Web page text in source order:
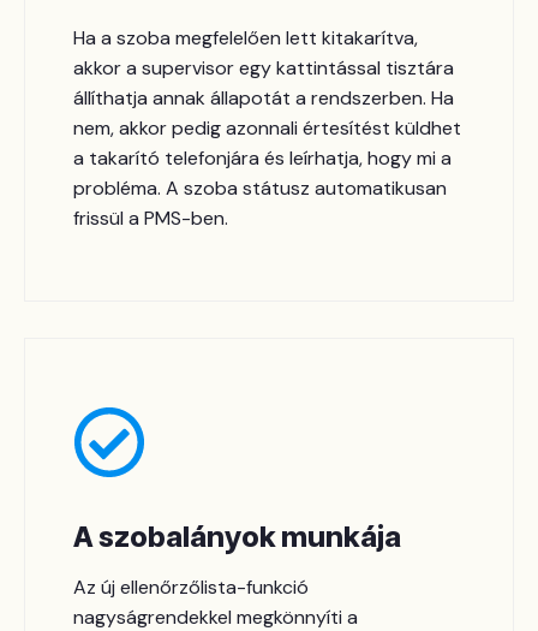
Ha a szoba megfelelően lett kitakarítva,
akkor a supervisor egy kattintással tisztára
állíthatja annak állapotát a rendszerben. Ha
nem, akkor pedig azonnali értesítést küldhet
a takarító telefonjára és leírhatja, hogy mi a
probléma. A szoba státusz automatikusan
frissül a PMS-ben.
A szobalányok munkája
Az új ellenőrzőlista-funkció
nagyságrendekkel megkönnyíti a